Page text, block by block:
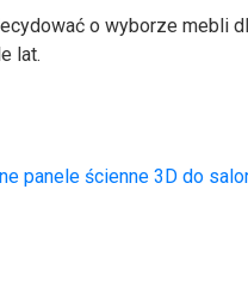
o wyborze mebli
lat.
panele ścienne 3D do